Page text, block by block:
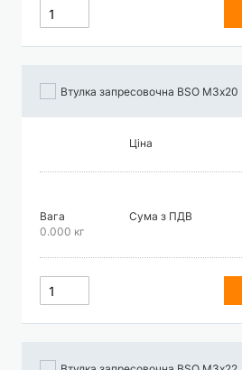
Втулка запресовочна BSO М3х20
Ціна
Вага
0.000 кг
Сума з ПДВ